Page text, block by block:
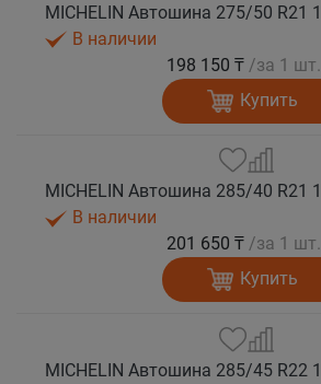
В наличии
198 150 ₸ /за 1 шт.
Купить
В наличии
201 650 ₸ /за 1 шт.
Купить